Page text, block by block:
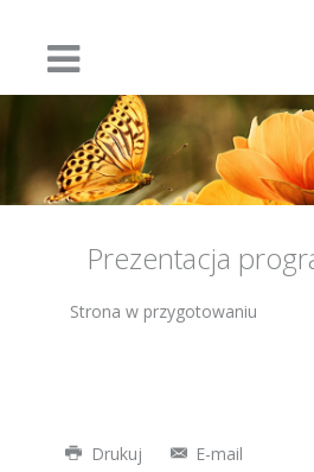
Prezentacja
Strona w przygotowaniu
Drukuj E-mail